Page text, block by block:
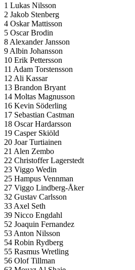
1 Lukas Nilsson
2 Jakob Stenberg
4 Oskar Mattisson
5 Oscar Brodin
8 Alexander Jansson
9 Albin Johansson
10 Erik Pettersson
11 Adam Torstensson
12 Ali Kassar
13 Brandon Bryant
14 Moltas Magnusson
16 Kevin Söderling
17 Sebastian Castman
18 Oscar Hardarsson
19 Casper Skiöld
20 Joar Turtiainen
21 Alen Zembo
22 Christoffer Lagerstedt
23 Viggo Wedin
25 Hampus Vennman
27 Viggo Lindberg-Åker
32 Gustav Carlsson
33 Axel Seth
39 Nicco Engdahl
52 Joaquin Fernandez
53 Anton Nilsson
54 Robin Rydberg
55 Rasmus Wretling
56 Olof Tillman